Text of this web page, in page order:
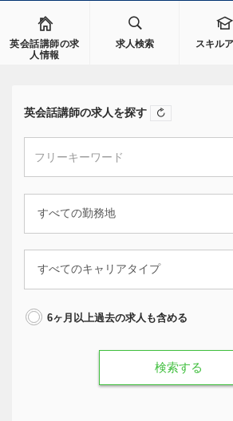
英会話講師の求
人情報
求人検索 スキル
英会話講師の求人を探す
6ヶ月以上過去の求人も含める
検索する